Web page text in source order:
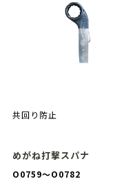
共回り防止
めがね打撃スパナ
O0759〜O0782